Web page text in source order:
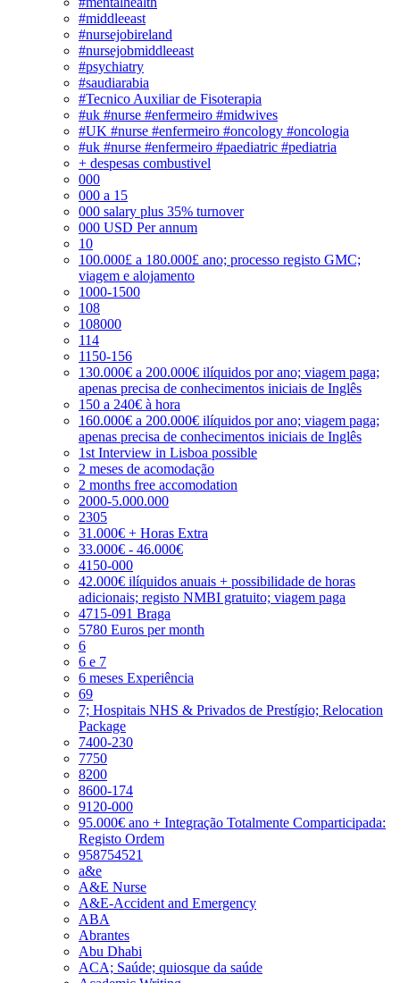
#middleeast
#nursejobireland
#nursejobmiddleeast
#psychiatry
#saudiarabia
#Tecnico Auxiliar de Fisoterapia
#uk #nurse #enfermeiro #midwives
#UK #nurse #enfermeiro #oncology #oncologia
#uk #nurse #enfermeiro #paediatric #pediatria
+ despesas combustivel
000
000 a 15
000 salary plus 35% turnover
000 USD Per annum
10
100.000£ a 180.000£ ano; processo registo GMC;
viagem e alojamento
1000-1500
108
108000
114
1150-156
130.000€ a 200.000€ ilíquidos por ano; viagem paga;
apenas precisa de conhecimentos iniciais de Inglês
150 a 240€ à hora
160.000€ a 200.000€ ilíquidos por ano; viagem paga;
apenas precisa de conhecimentos iniciais de Inglês
1st Interview in Lisboa possible
2 meses de acomodação
2 months free accomodation
2000-5.000.000
2305
31.000€ + Horas Extra
33.000€ - 46.000€
4150-000
42.000€ ilíquidos anuais + possibilidade de horas
adicionais; registo NMBI gratuito; viagem paga
4715-091 Braga
5780 Euros per month
6
6 e 7
6 meses Experiência
69
7; Hospitais NHS & Privados de Prestígio; Relocation
Package
7400-230
7750
8200
8600-174
9120-000
95.000€ ano + Integração Totalmente Comparticipada:
Registo Ordem
958754521
a&e
A&E Nurse
A&E-Accident and Emergency
ABA
Abrantes
Abu Dhabi
ACA; Saúde; quiosque da saúde